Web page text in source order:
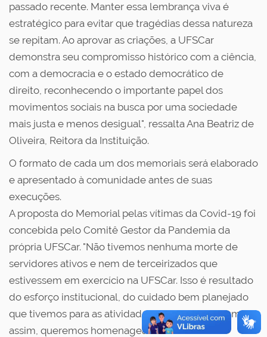
passado recente. Manter essa lembrança viva é
estratégico para evitar que tragédias dessa natureza
se repitam. Ao aprovar as criações, a UFSCar
demonstra seu compromisso histórico com a ciência,
com a democracia e o estado democrático de
direito, reconhecendo o importante papel dos
movimentos sociais na busca por uma sociedade
mais justa e menos desigual", ressalta Ana Beatriz de
Oliveira, Reitora da Instituição.
O formato de cada um dos memoriais será elaborado
e apresentado à comunidade antes de suas
execuções.
A proposta do Memorial pelas vítimas da Covid-19 foi
concebida pelo Comitê Gestor da Pandemia da
própria UFSCar. "Não tivemos nenhuma morte de
servidores ativos e nem de terceirizados que
estivessem em exercício na UFSCar. Isso é resultado
do esforço institucional, do cuidado bem planejado
que tivemos para as atividades presenciais. Mesmo
assim, queremos homenagear os 10 servidores